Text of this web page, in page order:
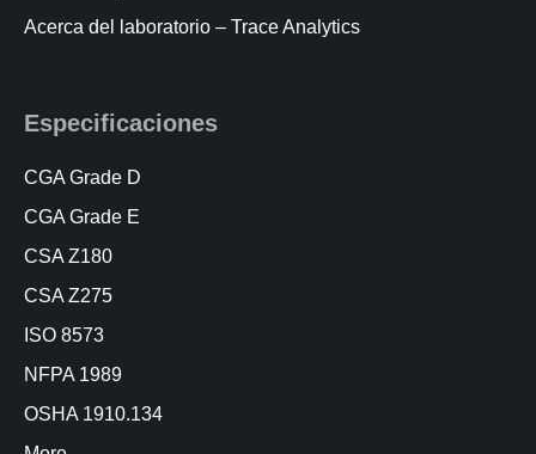
Acerca del laboratorio – Trace Analytics
Especificaciones
CGA Grade D
CGA Grade E
CSA Z180
CSA Z275
ISO 8573
NFPA 1989
OSHA 1910.134